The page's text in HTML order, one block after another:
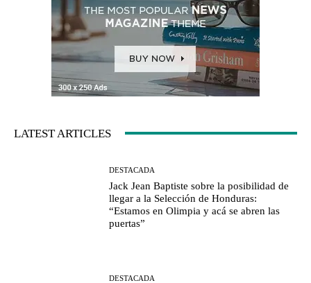
LATEST ARTICLES
DESTACADA
Jack Jean Baptiste sobre la posibilidad de
llegar a la Selección de Honduras:
“Estamos en Olimpia y acá se abren las
puertas”
DESTACADA